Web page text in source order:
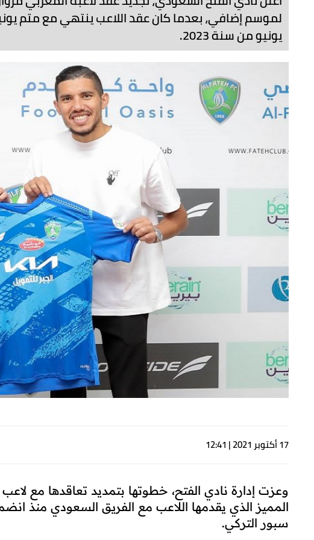
لموسم إضافي، بعدما كان عقد اللاعب ينتهي مع متم
يونيو من سنة 2023.
17 أكتوبر 2021 | 12:41
وعزت إدارة نادي الفتح، خطوتها بتمديد تعاقدها مع
المميز الذي يقدمها اللاعب مع الفريق السعودي منذ
سبور التركي.